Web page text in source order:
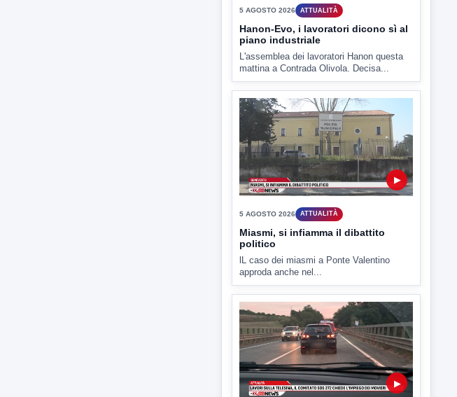
5 AGOSTO 2026 ATTUALITÀ
Hanon-Evo, i lavoratori dicono sì al
piano industriale
L'assemblea dei lavoratori Hanon questa
mattina a Contrada Olivola. Decisa...
▶
5 AGOSTO 2026 ATTUALITÀ
Miasmi, si infiamma il dibattito
politico
lL caso dei miasmi a Ponte Valentino
approda anche nel...
▶